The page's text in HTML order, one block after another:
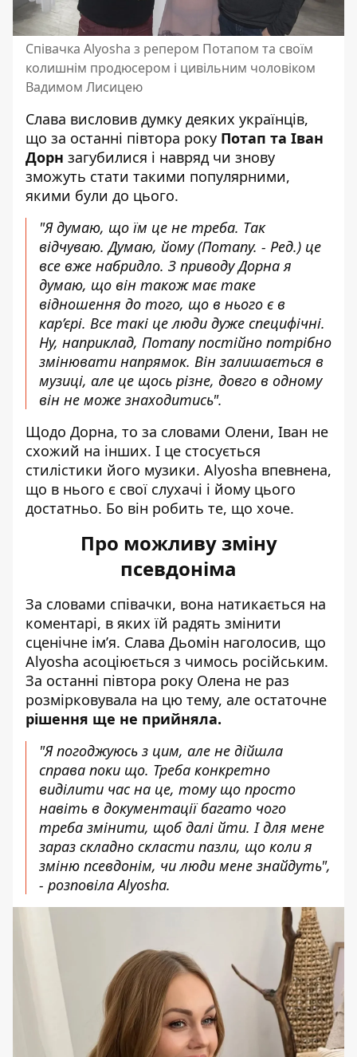
Співачка Alyosha з репером Потапом та своїм
колишнім продюсером і цивільним чоловіком
Вадимом Лисицею
Слава висловив думку деяких українців,
що за останні півтора року Потап та Іван
Дорн загубилися і навряд чи знову
зможуть стати такими популярними,
якими були до цього.
"Я думаю, що їм це не треба. Так
відчуваю. Думаю, йому (Потапу. - Ред.) це
все вже набридло. З приводу Дорна я
думаю, що він також має таке
відношення до того, що в нього є в
кар’єрі. Все такі це люди дуже специфічні.
Ну, наприклад, Потапу постійно потрібно
змінювати напрямок. Він залишається в
музиці, але це щось різне, довго в одному
він не може знаходитись".
Щодо Дорна, то за словами Олени, Іван не
схожий на інших. І це стосується
стилістики його музики. Alyosha впевнена,
що в нього є свої слухачі і йому цього
достатньо. Бо він робить те, що хоче.
Про можливу зміну
псевдоніма
За словами співачки, вона натикається на
коментарі, в яких їй радять змінити
сценічне ім’я. Слава Дьомін наголосив, що
Alyosha асоціюється з чимось російським.
За останні півтора року Олена не раз
розмірковувала на цю тему, але остаточне
рішення ще не прийняла.
"Я погоджуюсь з цим, але не дійшла
справа поки що. Треба конкретно
виділити час на це, тому що просто
навіть в документації багато чого
треба змінити, щоб далі йти. І для мене
зараз складно скласти пазли, що коли я
зміню псевдонім, чи люди мене знайдуть",
- розповіла Alyosha.